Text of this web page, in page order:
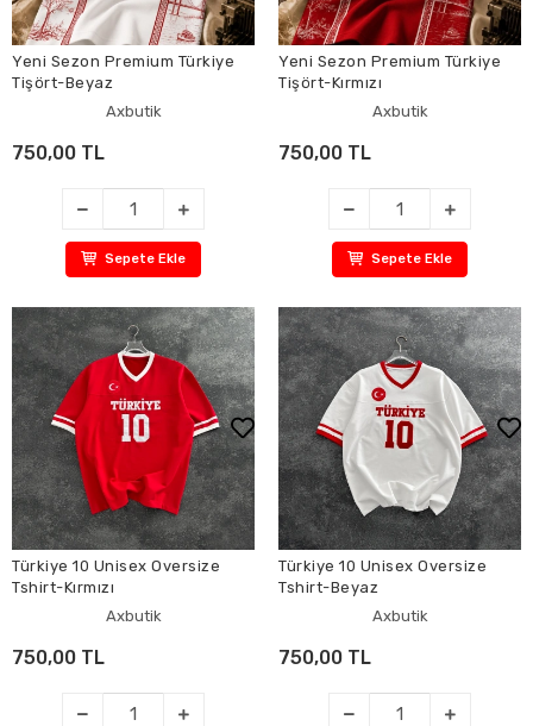
Yeni Sezon Premium Türkiye
Tişört-Beyaz
Axbutik
750,00 TL
Sepete Ekle
Yeni Sezon Premium Türkiye
Tişört-Kırmızı
Axbutik
750,00 TL
Sepete Ekle
Türkiye 10 Unisex Oversize
Tshirt-Kırmızı
Axbutik
750,00 TL
Türkiye 10 Unisex Oversize
Tshirt-Beyaz
Axbutik
750,00 TL